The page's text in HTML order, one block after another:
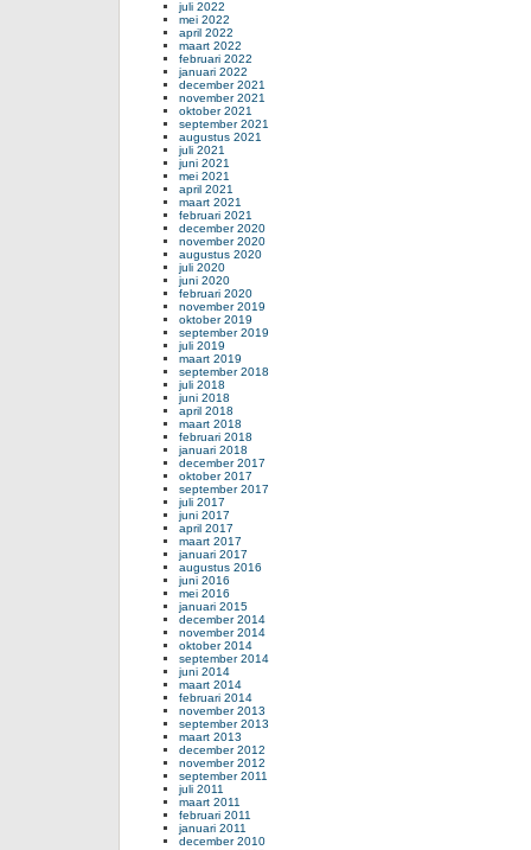
juli 2022
mei 2022
april 2022
maart 2022
februari 2022
januari 2022
december 2021
november 2021
oktober 2021
september 2021
augustus 2021
juli 2021
juni 2021
mei 2021
april 2021
maart 2021
februari 2021
december 2020
november 2020
augustus 2020
juli 2020
juni 2020
februari 2020
november 2019
oktober 2019
september 2019
juli 2019
maart 2019
september 2018
juli 2018
juni 2018
april 2018
maart 2018
februari 2018
januari 2018
december 2017
oktober 2017
september 2017
juli 2017
juni 2017
april 2017
maart 2017
januari 2017
augustus 2016
juni 2016
mei 2016
januari 2015
december 2014
november 2014
oktober 2014
september 2014
juni 2014
maart 2014
februari 2014
november 2013
september 2013
maart 2013
december 2012
november 2012
september 2011
juli 2011
maart 2011
februari 2011
januari 2011
december 2010